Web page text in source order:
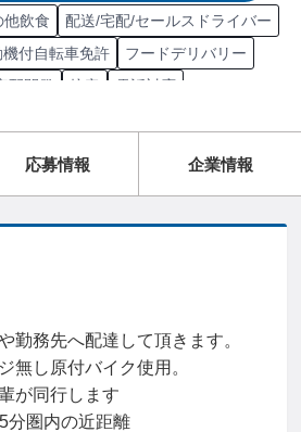
他飲食
配送/宅配/セールスドライバー
機付自転車免許
フードデリバリー
配開発 接客
電話対応
応募情報 企業情報
勤務先へ配達して頂きます。
無し原付バイク使用。
が同行します
分圏内の近距離